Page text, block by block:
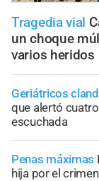
Tragedia vial
un choque
varios heridos
Geriátricos
que alertó
escuchada
Penas máximas
hija por el